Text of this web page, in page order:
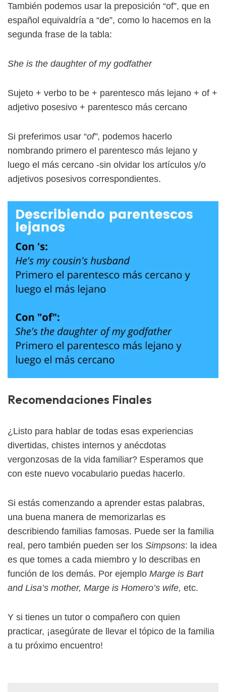
También podemos usar la preposición “of”, que en
español equivaldría a “de”, como lo hacemos en la
segunda frase de la tabla:
She is the daughter of my godfather
Sujeto + verbo to be + parentesco más lejano + of +
adjetivo posesivo + parentesco más cercano
Si preferimos usar “of”, podemos hacerlo
nombrando primero el parentesco más lejano y
luego el más cercano -sin olvidar los artículos y/o
adjetivos posesivos correspondientes.
Recomendaciones Finales
¿Listo para hablar de todas esas experiencias
divertidas, chistes internos y anécdotas
vergonzosas de la vida familiar? Esperamos que
con este nuevo vocabulario puedas hacerlo.
Si estás comenzando a aprender estas palabras,
una buena manera de memorizarlas es
describiendo familias famosas. Puede ser la familia
real, pero también pueden ser los Simpsons: la idea
es que tomes a cada miembro y lo describas en
función de los demás. Por ejemplo Marge is Bart
and Lisa’s mother, Marge is Homero’s wife, etc.
Y si tienes un tutor o compañero con quien
practicar, ¡asegúrate de llevar el tópico de la familia
a tu próximo encuentro!